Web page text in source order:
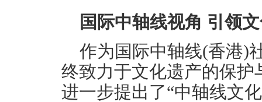
国际中轴线视角 引领
作为国际中轴线(香港)
终致力于文化遗产的保
进一步提出了“中轴线文